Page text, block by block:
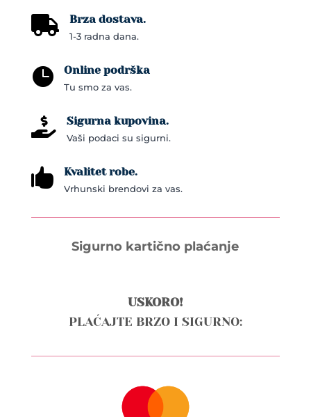
 Brza dostava.
1-3 radna dana.
 Online podrška
Tu smo za vas.
 Sigurna kupovina.
Vaši podaci su sigurni.
 Kvalitet robe.
Vrhunski brendovi za vas.
Sigurno kartično plaćanje
USKORO!
PLAĆAJTE BRZO I SIGURNO: